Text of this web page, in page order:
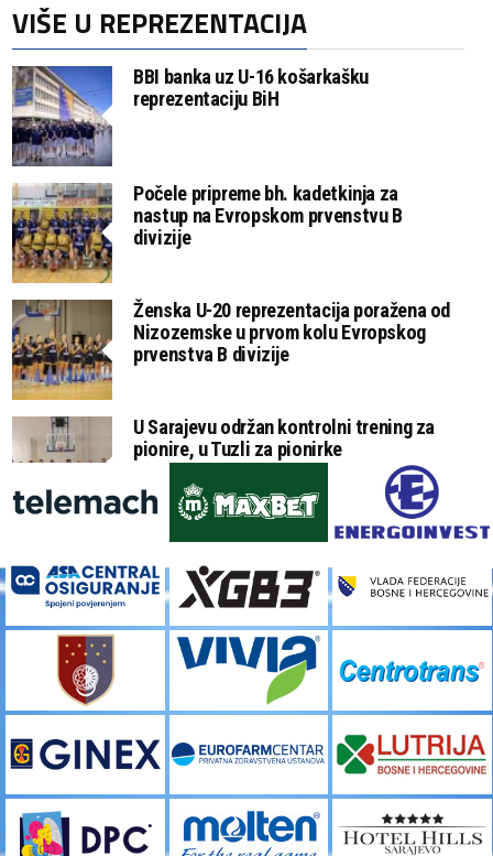
VIŠE U REPREZENTACIJA
BBI banka uz U-16 košarkašku
reprezentaciju BiH
Počele pripreme bh. kadetkinja za
nastup na Evropskom prvenstvu B
divizije
Ženska U-20 reprezentacija poražena od
Nizozemske u prvom kolu Evropskog
prvenstva B divizije
U Sarajevu održan kontrolni trening za
pionire, u Tuzli za pionirke